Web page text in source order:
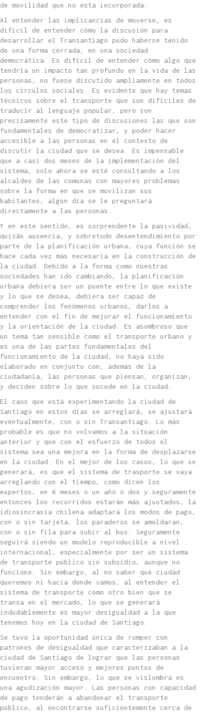
de movilidad que no esta incorporada.
Al entender las implicancias de moverse, es
difícil de entender cómo la discusión para
desarrollar el Transantiago pudo haberse tenido
de una forma cerrada, en una sociedad
democrática. Es difícil de entender cómo algo que
tendría un impacto tan profundo en la vida de las
personas, no fuese discutido ampliamente en todos
los círculos sociales. Es evidente que hay temas
técnicos sobre el transporte que son difíciles de
traducir al lenguaje popular, pero son
precisamente este tipo de discusiones las que son
fundamentales de democratizar, y poder hacer
accesible a las personas en el contexto de
discutir la ciudad que se desea. Es impensable
que a casi dos meses de la implementación del
sistema, solo ahora se esté consultando a los
alcaldes de las comunas con mayores problemas
sobre la forma en que se movilizan sus
habitantes, algún día se le preguntará
directamente a las personas.
Y en este sentido, es sorprendente la pasividad,
quizás ausencia, y sobretodo desentendimiento por
parte de la planificación urbana, cuya función se
hace cada vez más necesaria en la construcción de
la ciudad. Debido a la forma como nuestras
sociedades han ido cambiando, la planificación
urbana debiera ser un puente entre lo que existe
y lo que se desea, debiera ser capaz de
comprender los fenómenos urbanos, darlos a
entender con el fin de mejorar el funcionamiento
y la orientación de la ciudad. Es asombroso que
un tema tan sensible como el transporte urbano y
es una de las partes fundamentales del
funcionamiento de la ciudad, no haya sido
elaborado en conjunto con, además de la
ciudadanía, las personas que piensan, organizan,
y deciden sobre lo que sucede en la ciudad.
El caos que está experimentando la ciudad de
Santiago en estos días se arreglará, se ajustará
eventualmente, con o sin Transantiago. Lo más
probable es que no volvamos a la situación
anterior y que con el esfuerzo de todos el
sistema sea una mejora en la forma de desplazarse
en la ciudad. En el mejor de los casos, lo que se
generará, es que el sistema de trasporte se vaya
arreglando con el tiempo, como dicen los
expertos, en 6 meses o un año o dos y seguramente
entonces los recorridos estarán más ajustados, la
idiosincrasia chilena adaptará los modos de pago,
con o sin tarjeta, los paraderos se amoldaran,
con o sin fila para subir al bus. Seguramente
seguirá siendo un modelo reproducible a nivel
internacional, especialmente por ser un sistema
de transporte público sin subsidio, aunque no
funcione. Sin embargo, al no saber qué ciudad
queremos ni hacia donde vamos, al entender el
sistema de transporte como otro bien que se
transa en el mercado, lo que se generará
indudablemente es mayor desigualdad a la que
tenemos hoy en la ciudad de Santiago.
Se tuvo la oportunidad única de romper con
patrones de desigualdad que caracterizaban a la
ciudad de Santiago de lograr que las personas
tuvieran mayor acceso y mejores puntos de
encuentro. Sin embargo, lo que se vislumbra es
una agudización mayor. Las personas con capacidad
de pago tenderán a abandonar el transporte
público, al encontrarse suficientemente cerca de